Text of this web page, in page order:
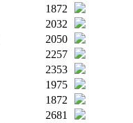
1872
2032
2050
2257
2353
1975
1872
2681